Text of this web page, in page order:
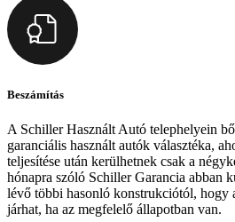
Beszámítás
A Schiller Használt Autó telephelyein
garanciális használt autók választéka,
teljesítése után kerülhetnek csak a
hónapra szóló Schiller Garancia abban
lévő többi hasonló konstrukciótól, hogy
járhat, ha az megfelelő állapotban van.